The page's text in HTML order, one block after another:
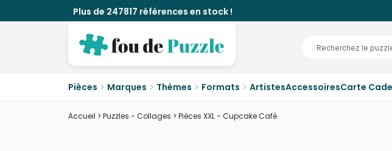
Plus de 247817 références en stock !
Pièces Marques Thèmes Formats ArtistesAccessoiresCarte
Accueil > Puzzles - Collages > Pièces XXL - Cupcake Café